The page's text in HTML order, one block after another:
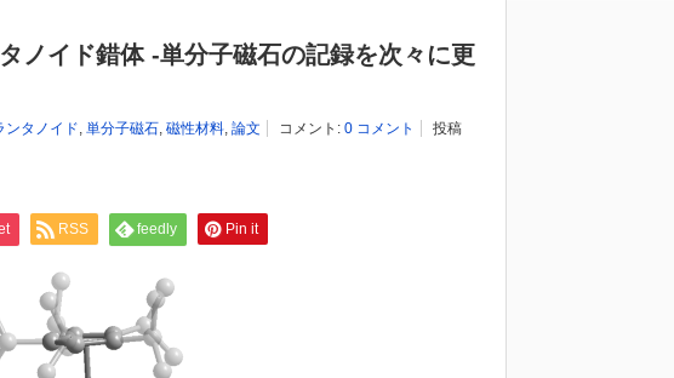
ノイド錯体 -単分子磁石の記録を次々に更
ンタノイド, 単分子磁石, 磁性材料, 論文 コメント: 0 コメント
投稿
RSS feedly Pin it